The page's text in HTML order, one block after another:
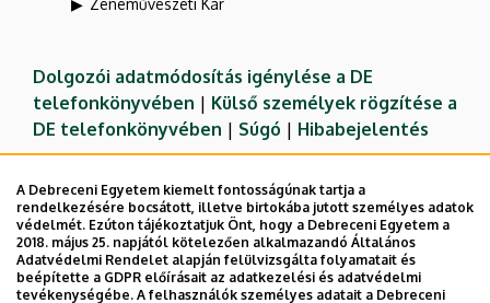
Zeneművészeti Kar
Dolgozói adatmódosítás igénylése a DE
telefonkönyvében | Külső személyek rögzítése a
DE telefonkönyvében | Súgó | Hibabejelentés
A Debreceni Egyetem kiemelt fontosságúnak tartja a
rendelkezésére bocsátott, illetve birtokába jutott személyes adatok
védelmét. Ezúton tájékoztatjuk Önt, hogy a Debreceni Egyetem a
2018. május 25. napjától kötelezően alkalmazandó Általános
Adatvédelmi Rendelet alapján felülvizsgálta folyamatait és
beépítette a GDPR előírásait az adatkezelési és adatvédelmi
tevékenységébe. A felhasználók személyes adatait a Debreceni